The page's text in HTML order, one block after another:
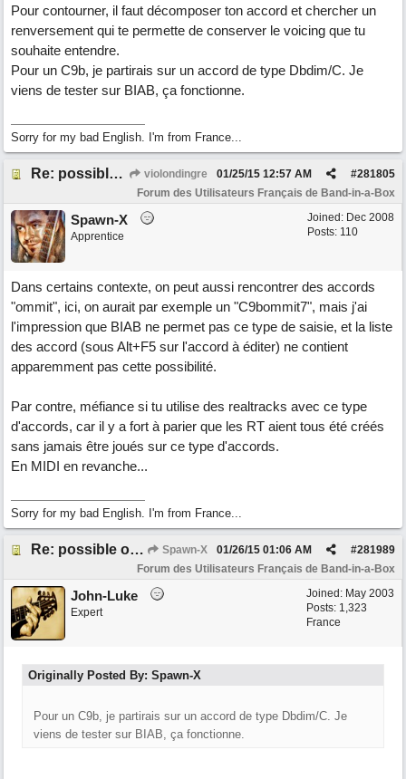
Pour contourner, il faut décomposer ton accord et chercher un
renversement qui te permette de conserver le voicing que tu
souhaite entendre.
Pour un C9b, je partirais sur un accord de type Dbdim/C. Je
viens de tester sur BIAB, ça fonctionne.
Sorry for my bad English. I'm from France...
Re: possible ou non ? "T 3 5 9b" violondingre #281805
01/25/15 12:57 AM
Forum des Utilisateurs Français de Band-in-a-Box
Joined: Dec 2008
Posts: 110
Spawn-X
Apprentice
Dans certains contexte, on peut aussi rencontrer des accords
"ommit", ici, on aurait par exemple un "C9bommit7", mais j'ai
l'impression que BIAB ne permet pas ce type de saisie, et la liste
des accord (sous Alt+F5 sur l'accord à éditer) ne contient
apparemment pas cette possibilité.
Par contre, méfiance si tu utilise des realtracks avec ce type
d'accords, car il y a fort à parier que les RT aient tous été créés
sans jamais être joués sur ce type d'accords.
En MIDI en revanche...
Sorry for my bad English. I'm from France...
Re: possible ou non ? "T 3 5 9b" Spawn-X #281989
01/26/15 01:06 AM
Forum des Utilisateurs Français de Band-in-a-Box
Joined: May 2003
Posts: 1,323
France
John-Luke
Expert
Originally Posted By: Spawn-X
Pour un C9b, je partirais sur un accord de type Dbdim/C. Je
viens de tester sur BIAB, ça fonctionne.